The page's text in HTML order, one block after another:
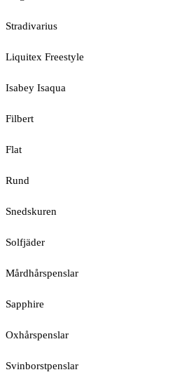
Stradivarius
Liquitex Freestyle
Isabey Isaqua
Filbert
Flat
Rund
Snedskuren
Solfjäder
Mårdhårspenslar
Sapphire
Oxhårspenslar
Svinborstpenslar